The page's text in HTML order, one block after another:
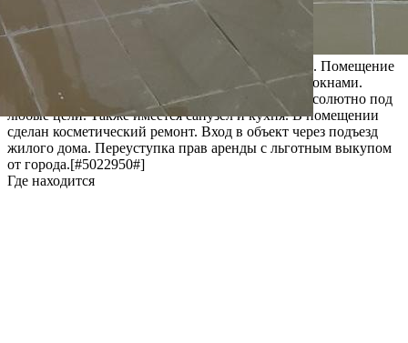
Сдается светлое помещение около Москва- Сити. Помещение
находится на цокольном этаже с полноценными окнами.
Зальная планировка позволяет обустроить его абсолютно под
любые цели. Также имеется санузел и кухня. В помещении
сделан косметический ремонт. Вход в объект через подъезд
жилого дома. Переуступка прав аренды с льготным выкупом
от города.[#5022950#]
Где находится